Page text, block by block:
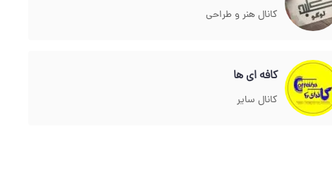
کانال هنر و طراحی
کافه ای ها
کانال سایر